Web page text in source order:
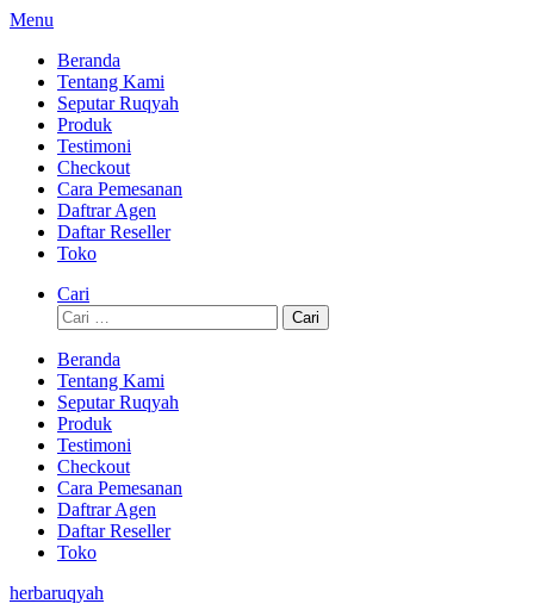
Lompat
konten
Menu
Beranda
Tentang Kami
Seputar Ruqyah
Produk
Testimoni
Checkout
Cara Pemesanan
Daftrar Agen
Daftar Reseller
Toko
Cari
Cari
untuk:
Beranda
Tentang Kami
Seputar Ruqyah
Produk
Testimoni
Checkout
Cara Pemesanan
Daftrar Agen
Daftar Reseller
Toko
herbaruqyah